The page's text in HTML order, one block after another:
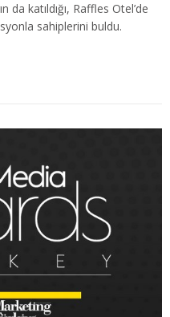
da katıldığı, Raffles Otel’de
sahiplerini buldu.